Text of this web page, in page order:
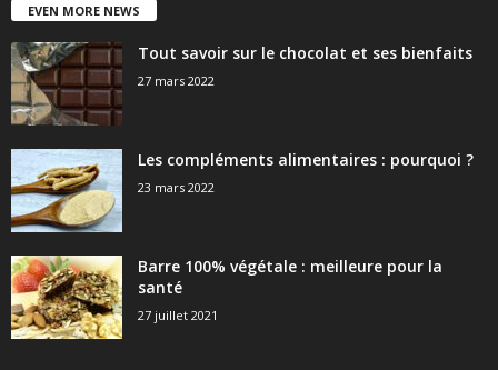
EVEN MORE NEWS
Tout savoir sur le chocolat et ses bienfaits
27 mars 2022
Les compléments alimentaires : pourquoi ?
23 mars 2022
Barre 100% végétale : meilleure pour la
santé
27 juillet 2021